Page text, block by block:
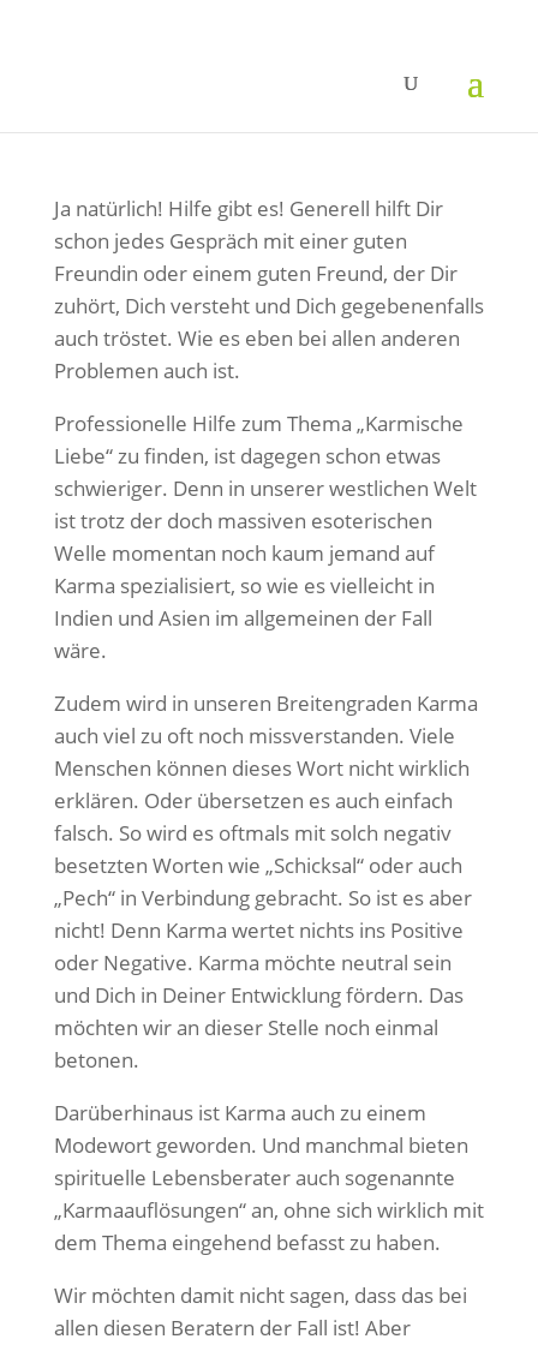
Ja natürlich! Hilfe gibt es! Generell hilft Dir
schon jedes Gespräch mit einer guten
Freundin oder einem guten Freund, der Dir
zuhört, Dich versteht und Dich gegebenenfalls
auch tröstet. Wie es eben bei allen anderen
Problemen auch ist.
Professionelle Hilfe zum Thema „Karmische
Liebe“ zu finden, ist dagegen schon etwas
schwieriger. Denn in unserer westlichen Welt
ist trotz der doch massiven esoterischen
Welle momentan noch kaum jemand auf
Karma spezialisiert, so wie es vielleicht in
Indien und Asien im allgemeinen der Fall
wäre.
Zudem wird in unseren Breitengraden Karma
auch viel zu oft noch missverstanden. Viele
Menschen können dieses Wort nicht wirklich
erklären. Oder übersetzen es auch einfach
falsch. So wird es oftmals mit solch negativ
besetzten Worten wie „Schicksal“ oder auch
„Pech“ in Verbindung gebracht. So ist es aber
nicht! Denn Karma wertet nichts ins Positive
oder Negative. Karma möchte neutral sein
und Dich in Deiner Entwicklung fördern. Das
möchten wir an dieser Stelle noch einmal
betonen.
Darüberhinaus ist Karma auch zu einem
Modewort geworden. Und manchmal bieten
spirituelle Lebensberater auch sogenannte
„Karmaauflösungen“ an, ohne sich wirklich mit
dem Thema eingehend befasst zu haben.
Wir möchten damit nicht sagen, dass das bei
allen diesen Beratern der Fall ist! Aber